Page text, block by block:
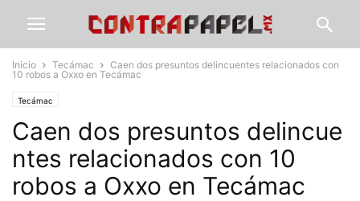
Inicio Tecámac
Caen dos presuntos delincuentes relacionados con
10 robos a Oxxo en Tecámac
Tecámac
Caen dos presuntos delincue
ntes relacionados con 10
robos a Oxxo en Tecámac